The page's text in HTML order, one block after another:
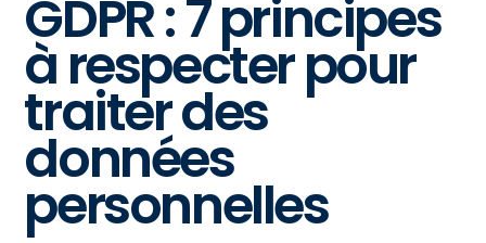
GDPR : 7 principes
à respecter pour
traiter des
données
personnelles